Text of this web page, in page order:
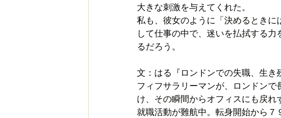
大きな刺激を与えてくれた。
私も、彼女のように「決めるとき
して仕事の中で、迷いを払拭する
るだろう。
文：はる『ロンドンでの失職、生き
フィフサラリーマンが、ロンドン
け、その瞬間からオフィスにも戻
就職活動が難航中。転身開始から